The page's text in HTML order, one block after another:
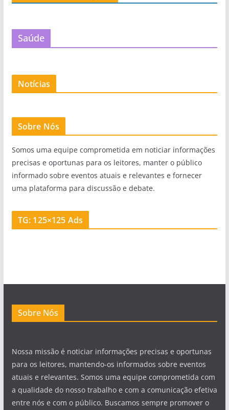
Saúde
Notícias
Sobre Nós
Somos uma equipe comprometida em noticiar informações
precisas e oportunas para os leitores, manter o público
informado sobre eventos atuais e relevantes e fornecer
uma plataforma para discussão e debate.
TG: 125×125 Ads
Sobre Nós
Nossa missão é noticiar informações precisas e oportunas
para os leitores, mantendo-os informados sobre eventos
atuais e relevantes. Somos uma equipe comprometida com
a qualidade do nosso trabalho e com a comunicação efetiva
entre nós e com o público. Buscamos sempre promover o